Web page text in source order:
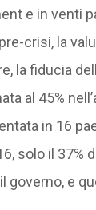
e in venti
crisi, la
la fiducia
al 45%
in 16
solo il 37%
governo, e